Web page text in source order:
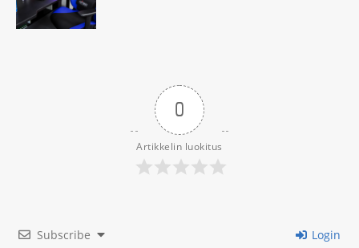
0
Artikkelin luokitus
Subscribe Login